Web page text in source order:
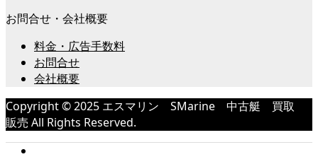
お問合せ・会社概要
料金・広告手数料
お問合せ
会社概要
Copyright © 2025 エスマリン SMarine 中古艇 買取
販売 All Rights Reserved.